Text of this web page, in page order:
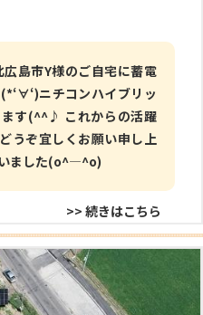
島市Y様のご自宅に蓄電
ニチコンハイブリッ
ます(^^♪ これからの活躍
うぞ宜しくお願い申し上
いました(o^―^o)
>> 続きはこちら